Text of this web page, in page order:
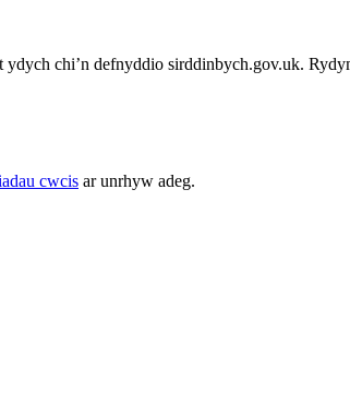
ydych chi’n defnyddio sirddinbych.gov.uk.
cwcis ar unrhyw adeg.